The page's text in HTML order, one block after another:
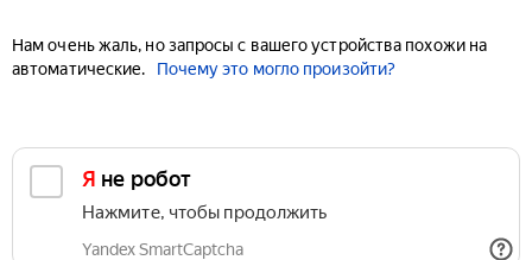
Нам очень жаль, но запросы с вашего устройства похожи на
автоматические.
Почему это могло произойти?
Я не робот
Нажмите, чтобы продолжить
Yandex SmartCaptcha